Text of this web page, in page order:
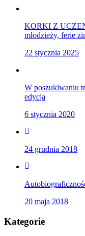
KORKI Z
młodzieży, ferie
22 stycznia 2025
W poszukiwaniu
edycja
6 stycznia 2020
24 grudnia 2018
20 maja 2018
Kategorie